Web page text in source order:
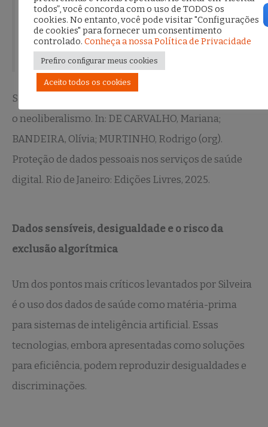
saúde pública universal.
SILVEIRA, Sérgio Amadeu. A dataficação da saúde e
o neoliberalismo. In: DE CARVALHO, Mariana;
BANDEIRA, Olívia; MURTINHO, Rodrigo (org).
Proteção de dados pessoais nos serviços de saúde
digital. Rio de Janeiro: Edições Livres, 2025.
Dados sensíveis, desigualdade e o risco da
exclusão algorítmica
Um dos pontos mais críticos levantados por Silveira
é o uso dos dados de saúde como matéria-prima
para sistemas de inteligência artificial. Essas
tecnologias, embora apresentadas como soluções
para eficiência, podem reproduzir desigualdades e
discriminações.
todos”, você concorda com o uso de TODOS os
cookies. No entanto, você pode visitar "Configurações
de cookies" para fornecer um consentimento
controlado. Conheça a nossa Política de Privacidade
Prefiro configurar meus cookies
Aceito todos os cookies